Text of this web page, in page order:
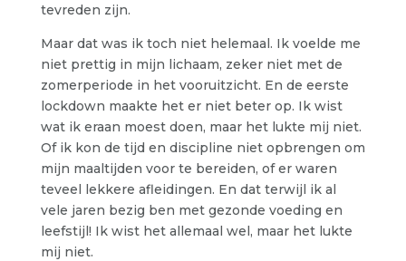
tevreden zijn.
Maar dat was ik toch niet helemaal. Ik voelde me
niet prettig in mijn lichaam, zeker niet met de
zomerperiode in het vooruitzicht. En de eerste
lockdown maakte het er niet beter op. Ik wist
wat ik eraan moest doen, maar het lukte mij niet.
Of ik kon de tijd en discipline niet opbrengen om
mijn maaltijden voor te bereiden, of er waren
teveel lekkere afleidingen. En dat terwijl ik al
vele jaren bezig ben met gezonde voeding en
leefstijl! Ik wist het allemaal wel, maar het lukte
mij niet.